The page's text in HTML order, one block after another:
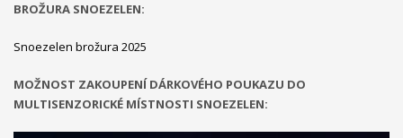
BROŽURA SNOEZELEN:
Snoezelen brožura 2025
MOŽNOST ZAKOUPENÍ DÁRKOVÉHO POUKAZU DO
MULTISENZORICKÉ MÍSTNOSTI SNOEZELEN: